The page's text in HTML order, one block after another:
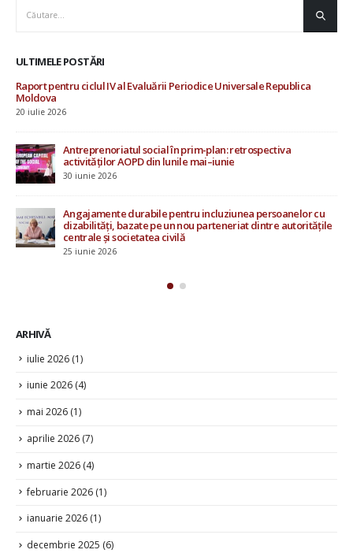
ULTIMELE POSTĂRI
Republica
retrospectiva
persoanelor cu
dintre autoritățile
AOPD contribuie la consultările ONU
Investiții în starea de bine a specialiștilor
protecție socială
15 mai 2026
ARHIVĂ
iulie 2026 (1)
iunie 2026 (4)
mai 2026 (1)
aprilie 2026 (7)
martie 2026 (4)
februarie 2026 (1)
ianuarie 2026 (1)
decembrie 2025 (6)